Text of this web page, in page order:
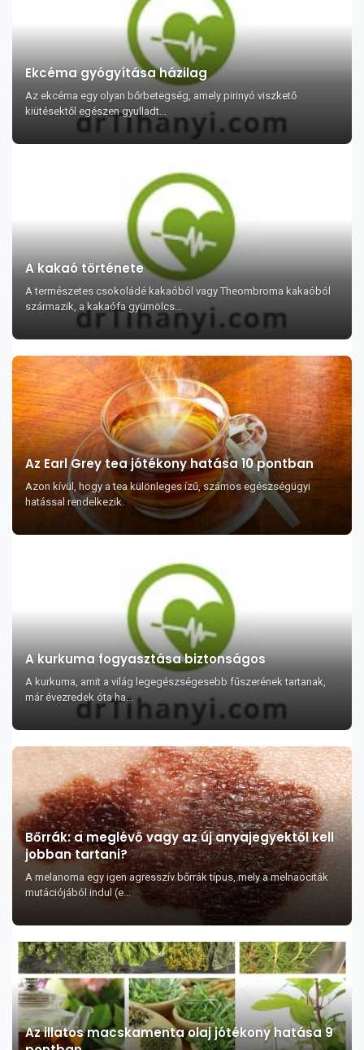
Ekcéma gyógyítása házilag
Az ekcéma egy olyan bőrbetegség, amely pirinyó viszkető
kiütésektől egészen gyulladt...
A kakaó története
A természetes csokoládé kakaóból vagy Theombroma kakaóból
származik, a kakaófa gyümölcs...
Az Earl Grey tea jótékony hatása 10 pontban
Azon kívül, hogy a tea különleges ízű, számos egészségügyi
hatással rendelkezik.
A kurkuma fogyasztása biztonságos
A kurkuma, amit a világ legegészségesebb fűszerének tartanak,
már évezredek óta ha...
Bőrrák: a meglévő vagy az új anyajegyektől kell
jobban tartani?
A melanoma egy igen agresszív bőrrák típus, mely a melnaociták
mutációjából indul (e...
Az illatos macskamenta olaj jótékony hatása 9